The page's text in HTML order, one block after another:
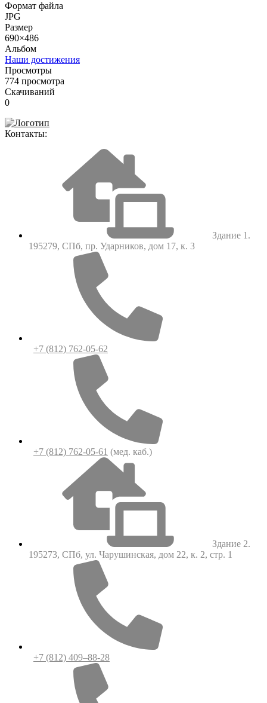
Формат файла
JPG
Размер
690×486
Альбом
Наши достижения
Просмотры
774 просмотра
Скачиваний
0
Контакты:
Здание 1.
195279, СПб, пр. Ударников, дом 17, к. 3
+7 (812) 762-05-62
+7 (812) 762-05-61 (мед. каб.)
Здание 2.
195273, СПб, ул. Чарушинская, дом 22, к. 2, стр. 1
+7 (812) 409–88-28